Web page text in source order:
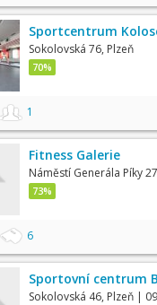
Sportcentrum
Sokolovská 76, Plzeň
70%
1
Fitness Galerie
Náměstí Generála Píky
73%
6
Sportovní centrum
Sokolovská 46, Plzeň |